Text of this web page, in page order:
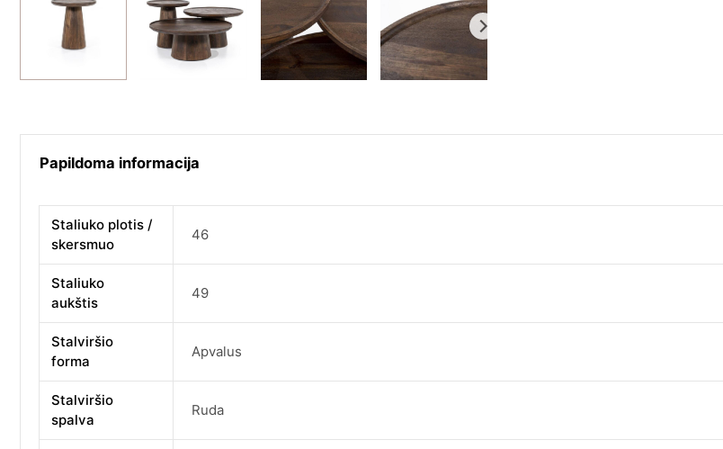
Papildoma informacija
Staliuko plotis /
skersmuo
46
Staliuko
aukštis
49
Stalviršio
forma
Apvalus
Stalviršio
spalva
Ruda